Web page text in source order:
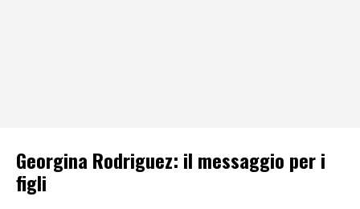
Georgina Rodriguez: il messaggio per i
figli